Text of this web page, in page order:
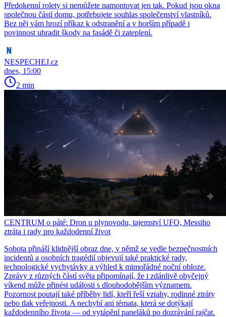
Předokenní rolety si nemůžete namontovat jen tak. Pokud jsou okna
společnou částí domu, potřebujete souhlas společenství vlastníků.
Bez něj vám hrozí příkaz k odstranění a v horším případě i
povinnost uhradit škody na fasádě či zateplení.
NESPECHEJ.cz
dnes, 15:00
2 min
CENTRUM o páté: Dron u plynovodu, tajemství UFO, Messiho
ztráta i rady pro každodenní život
Sobota přináší klidnější obraz dne, v němž se vedle bezpečnostních
incidentů a osobních tragédií objevují také praktické rady,
technologické vychytávky a výhled k mimořádné noční obloze.
Zprávy z různých částí světa připomínají, že i zdánlivě obyčejný
víkend může přinést události s dlouhodobějším významem.
Pozornost poutají také příběhy lidí, kteří řeší vztahy, rodinné ztráty
nebo tlak veřejnosti. A nechybí ani témata, která se dotýkají
každodenního života — od vytápění paneláků po dozrávání rajčat.